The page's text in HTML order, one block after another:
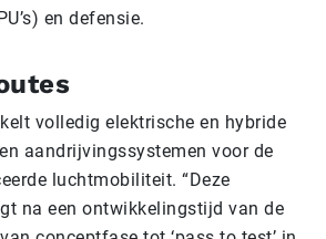
en defensie.
volledig elektrische en hybride
aandrijvingssystemen voor de
luchtmobiliteit. “Deze
na een ontwikkelingstijd van de